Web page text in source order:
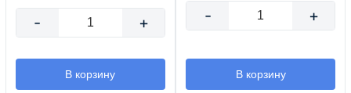
- +
В корзину
- +
В корзину